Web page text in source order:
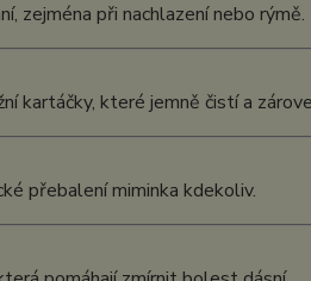
zejména při nachlazení nebo rýmě.
kartáčky, které jemně čistí a
přebalení miminka kdekoliv.